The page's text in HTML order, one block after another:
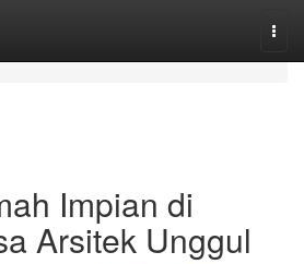
Impian di
Arsitek Unggul